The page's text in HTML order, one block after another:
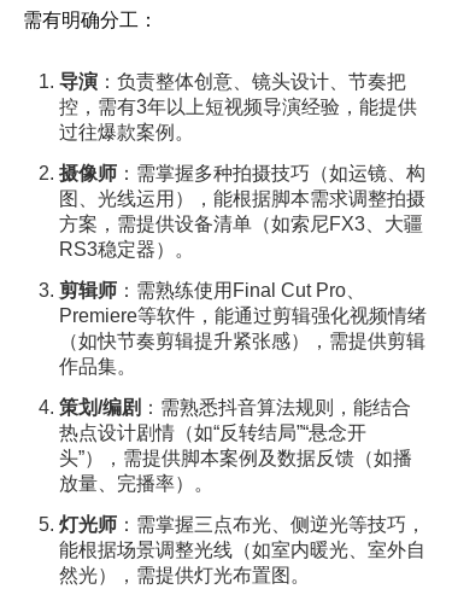
需有明确分工：
导演 ：负责整体创意、镜头设计、节奏把
控，需有3年以上短视频导演经验，能提供
过往爆款案例。
摄像师 ：需掌握多种拍摄技巧（如运镜、构
图、光线运用），能根据脚本需求调整拍摄
方案，需提供设备清单（如索尼FX3、大疆
RS3稳定器）。
剪辑师 ：需熟练使用Final Cut Pro、
Premiere等软件，能通过剪辑强化视频情绪
（如快节奏剪辑提升紧张感），需提供剪辑
作品集。
策划/编剧 ：需熟悉抖音算法规则，能结合
热点设计剧情（如“反转结局”“悬念开
头”），需提供脚本案例及数据反馈（如播
放量、完播率）。
灯光师 ：需掌握三点布光、侧逆光等技巧，
能根据场景调整光线（如室内暖光、室外自
然光），需提供灯光布置图。